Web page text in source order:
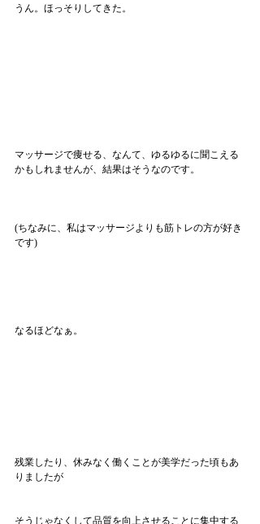
うん。ほっそりしてきた。
マッサージで痩せる、なんて、ゆるゆるに聞こえる
かもしれませんが、結果はそうなのです。
(ちなみに、私はマッサージよりも筋トレの方が好き
です)
なるほどなぁ。
残業したり、休みなく働くことが美学だった頃もあ
りましたが
そうじゃなくして品質を向上させることに集中する